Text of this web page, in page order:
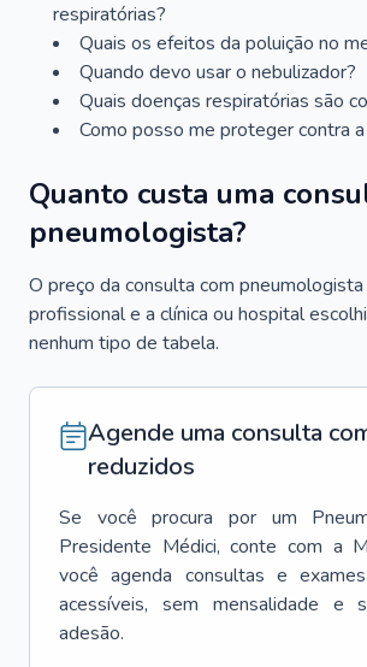
respiratórias?
Quais os efeitos da poluição no
Quando devo usar o nebulizador?
Quais doenças respiratórias são
Como posso me proteger contra
Quanto custa uma
pneumologista?
O preço da consulta com
profissional e a clínica ou hospital
nenhum tipo de tabela.
Agende uma consulta
reduzidos
Se você procura por um
Presidente Médici, conte com a
você agenda consultas e
acessíveis, sem mensalidade e
adesão.